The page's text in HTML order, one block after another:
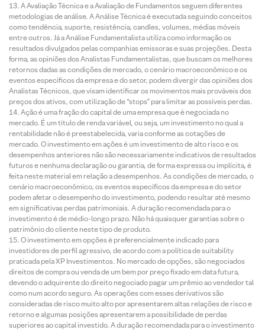
A Avaliação Técnica e a Avaliação de Fundamentos seguem diferentes
metodologias de análise. A Análise Técnica é executada seguindo conceitos
como tendência, suporte, resistência, candles, volumes, médias móveis
entre outros. Já a Análise Fundamentalista utiliza como informação os
resultados divulgados pelas companhias emissoras e suas projeções. Desta
forma, as opiniões dos Analistas Fundamentalistas, que buscam os melhores
retornos dadas as condições de mercado, o cenário macroeconômico e os
eventos específicos da empresa e do setor, podem divergir das opiniões dos
Analistas Técnicos, que visam identificar os movimentos mais prováveis dos
preços dos ativos, com utilização de “stops” para limitar as possíveis perdas.
Ação é uma fração do capital de uma empresa que é negociada no
mercado. É um título de renda variável, ou seja, um investimento no qual a
rentabilidade não é preestabelecida, varia conforme as cotações de
mercado. O investimento em ações é um investimento de alto risco e os
desempenhos anteriores não são necessariamente indicativos de resultados
futuros e nenhuma declaração ou garantia, de forma expressa ou implícita, é
feita neste material em relação a desempenhos. As condições de mercado, o
cenário macroeconômico, os eventos específicos da empresa e do setor
podem afetar o desempenho do investimento, podendo resultar até mesmo
em significativas perdas patrimoniais. A duração recomendada para o
investimento é de médio-longo prazo. Não há quaisquer garantias sobre o
patrimônio do cliente neste tipo de produto.
O investimento em opções é preferencialmente indicado para
investidores de perfil agressivo, de acordo com a política de suitability
praticada pela XP Investimentos. No mercado de opções, são negociados
direitos de compra ou venda de um bem por preço fixado em data futura,
devendo o adquirente do direito negociado pagar um prêmio ao vendedor tal
como num acordo seguro. As operações com esses derivativos são
consideradas de risco muito alto por apresentarem altas relações de risco e
retorno e algumas posições apresentarem a possibilidade de perdas
superiores ao capital investido. A duração recomendada para o investimento